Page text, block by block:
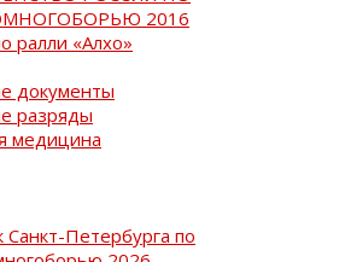
2016
ралли «Алхо»
документы
разряды
медицина
Санкт-Петербурга по